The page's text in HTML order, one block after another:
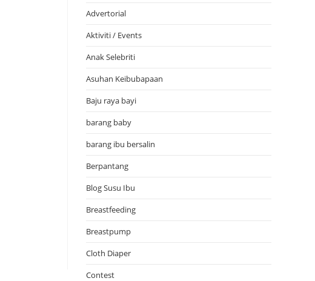
Advertorial
Aktiviti / Events
Anak Selebriti
Asuhan Keibubapaan
Baju raya bayi
barang baby
barang ibu bersalin
Berpantang
Blog Susu Ibu
Breastfeeding
Breastpump
Cloth Diaper
Contest